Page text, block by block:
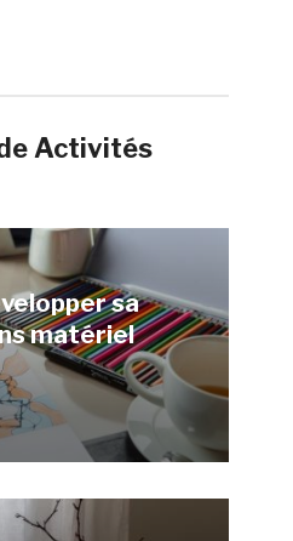
Activités
sa
matériel